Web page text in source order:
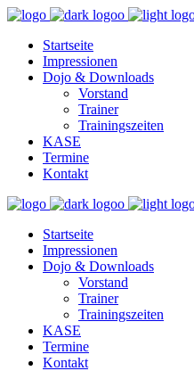
Startseite
Impressionen
Dojo & Downloads
Vorstand
Trainer
Trainingszeiten
KASE
Termine
Kontakt
Startseite
Impressionen
Dojo & Downloads
Vorstand
Trainer
Trainingszeiten
KASE
Termine
Kontakt